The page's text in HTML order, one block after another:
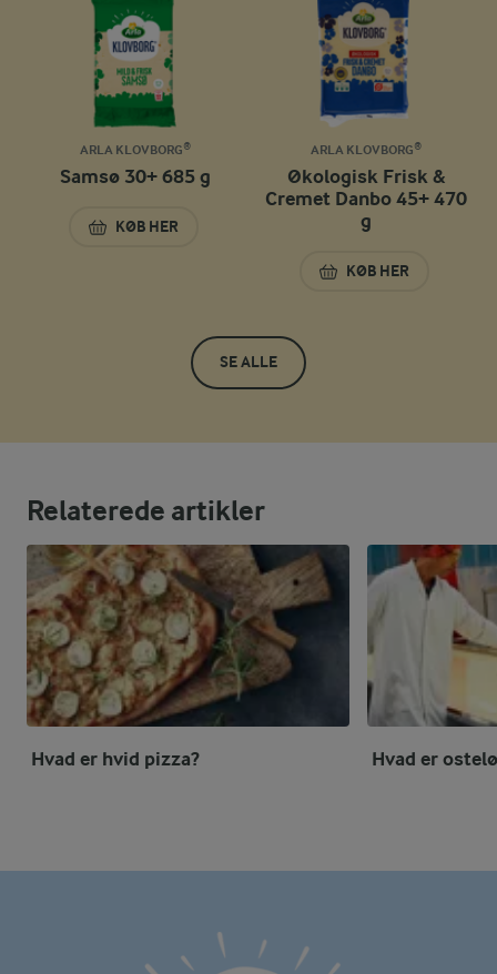
ARLA KLOVBORG®
Samsø 30+ 685 g
KØB HER
SAMSØ 30+ 685 G
ARLA KLOVBORG®
Økologisk Frisk &
Cremet Danbo 45+ 470
g
KØB HER
ØKOLOGISK
SE ALLE
Relaterede artikler
Hvad er hvid pizza? Hvad er